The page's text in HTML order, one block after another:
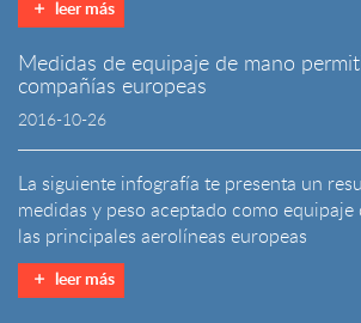
leer más
Medidas de equipaje de mano
compañías europeas
2016-10-26
La siguiente infografía te presenta un
medidas y peso aceptado como
las principales aerolíneas europeas
leer más